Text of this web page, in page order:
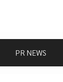
PR NEWS